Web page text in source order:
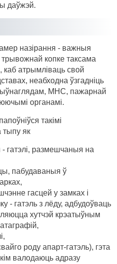
даўжэй.
назірання - важныя
копке таксама
каб атрымліваць свой
неабходна ўзгадніць
МНС, пажарнай
органамі.
такімі
тыпу як
- гатэлі, размешчаныя на
пабудаваныя ў
гасцей у замках і
- гатэль з лёду, адбудоўваць
хутчэй крэатыўным
роду апарт-гатэль), гэта
валодаюць адразу